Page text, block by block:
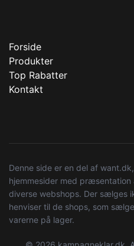
Forside
Produkter
Top Rabatter
Kontakt
Denne side er en del af
hjemmesider med
diverse webshops. Der sælges
henviser til de shops, som
varerne på lager.